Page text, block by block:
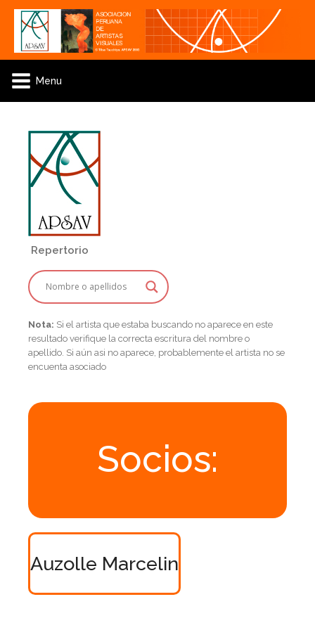
Menu
Repertorio
Nota: Si el artista que estaba buscando no aparece en este
resultado verifique la correcta escritura del nombre o
apellido. Si aún asi no aparece, probablemente el artista no se
encuenta asociado
Socios:
Auzolle Marcelin